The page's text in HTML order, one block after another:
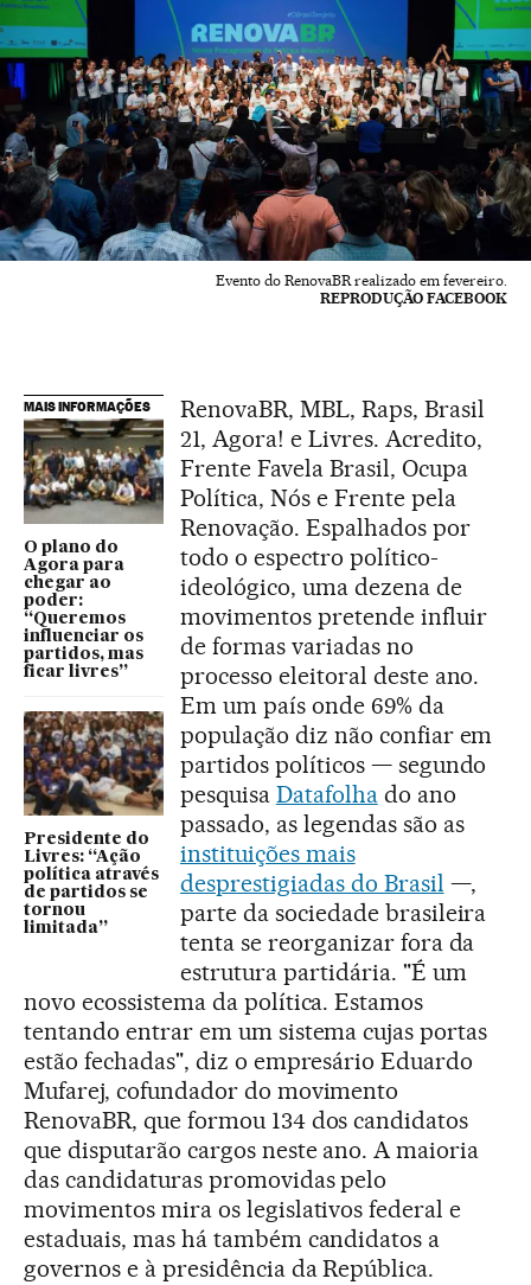
Evento do RenovaBR realizado em fevereiro.
REPRODUÇÃO FACEBOOK
MAIS INFORMAÇÕES
O plano do
Agora para
chegar ao
poder:
“Queremos
influenciar os
partidos, mas
ficar livres”
Presidente do
Livres: “Ação
política através
de partidos se
tornou
limitada”
RenovaBR, MBL, Raps, Brasil
21, Agora! e Livres. Acredito,
Frente Favela Brasil, Ocupa
Política, Nós e Frente pela
Renovação. Espalhados por
todo o espectro político-
ideológico, uma dezena de
movimentos pretende influir
de formas variadas no
processo eleitoral deste ano.
Em um país onde 69% da
população diz não confiar em
partidos políticos — segundo
pesquisa Datafolhado ano
passado, as legendas são as
instituições mais
desprestigiadas do Brasil —,
parte da sociedade brasileira
tenta se reorganizar fora da
estrutura partidária. "É um
novo ecossistema da política. Estamos
tentando entrar em um sistema cujas portas
estão fechadas", diz o empresário Eduardo
Mufarej, cofundador do movimento
RenovaBR, que formou 134 dos candidatos
que disputarão cargos neste ano. A maioria
das candidaturas promovidas pelo
movimentos mira os legislativos federal e
estaduais, mas há também candidatos a
governos e à presidência da República.